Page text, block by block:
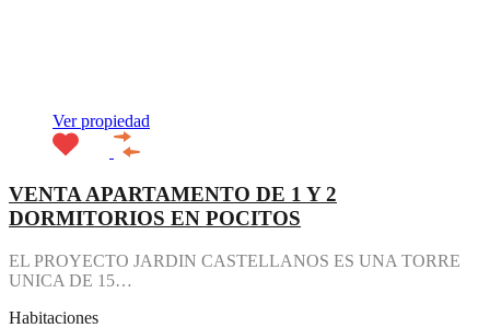
Ver propiedad
VENTA APARTAMENTO DE 1 Y 2
DORMITORIOS EN POCITOS
EL PROYECTO JARDIN CASTELLANOS ES UNA TORRE
UNICA DE 15…
Habitaciones